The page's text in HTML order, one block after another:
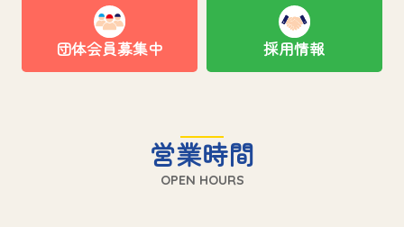
団体会員募集中 採用情報
営業時間
OPEN HOURS